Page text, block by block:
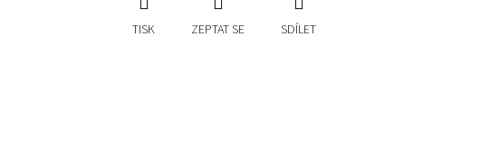
TISK ZEPTAT SE SDÍLET